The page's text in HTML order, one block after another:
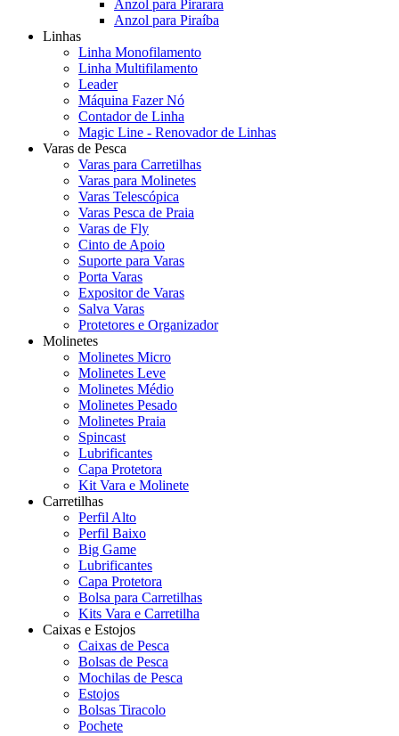
Anzol para Pirarara
Anzol para Piraíba
Linhas
Linha Monofilamento
Linha Multifilamento
Leader
Máquina Fazer Nó
Contador de Linha
Magic Line - Renovador de Linhas
Varas de Pesca
Varas para Carretilhas
Varas para Molinetes
Varas Telescópica
Varas Pesca de Praia
Varas de Fly
Cinto de Apoio
Suporte para Varas
Porta Varas
Expositor de Varas
Salva Varas
Protetores e Organizador
Molinetes
Molinetes Micro
Molinetes Leve
Molinetes Médio
Molinetes Pesado
Molinetes Praia
Spincast
Lubrificantes
Capa Protetora
Kit Vara e Molinete
Carretilhas
Perfil Alto
Perfil Baixo
Big Game
Lubrificantes
Capa Protetora
Bolsa para Carretilhas
Kits Vara e Carretilha
Caixas e Estojos
Caixas de Pesca
Bolsas de Pesca
Mochilas de Pesca
Estojos
Bolsas Tiracolo
Pochete